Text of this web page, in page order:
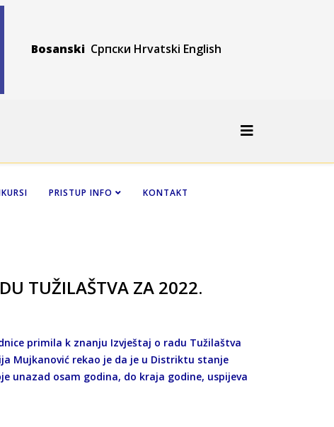
Bosanski Српски Hrvatski English
PRISTUP INFO KONTAKT
TUŽILAŠTVA ZA 2022.
primila k znanju Izvještaj o radu Tužilaštva
Mujkanović rekao je da je u Distriktu stanje
unazad osam godina, do kraja godine, uspijeva